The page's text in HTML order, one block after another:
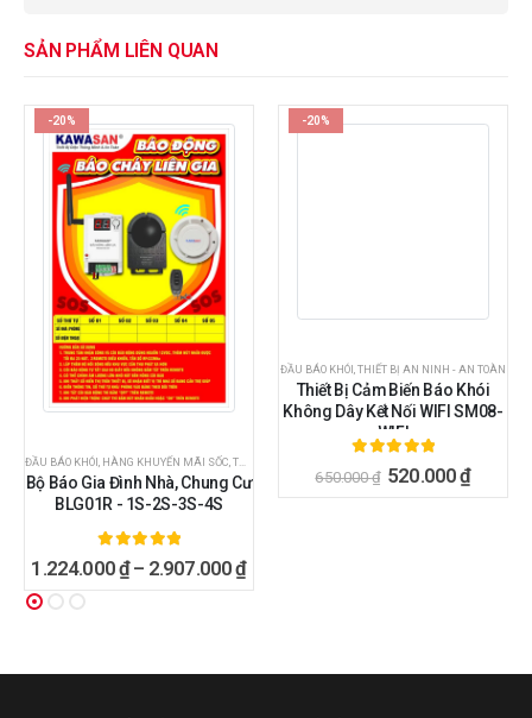
SẢN PHẨM LIÊN QUAN
,PHỤ KIỆN BÁO ĐỘNG,THIẾT BỊ AN NINH - AN TOÀN
-20%
ĐẦU BÁO KHÓI, HÀNG KHUYẾN MÃI SỐC,THIẾT BỊ AN NINH - AN TOÀN
Bộ Báo Gia Đình Nhà, Chung Cư
BLG01R - 1S-2S-3S-4S
5.00 ngoài 5
1.224.000₫– 2.907.000₫
-20%
ĐẦU BÁO KHÓI THIẾT BỊ AN NINH - AN TOÀN
Thiết Bị Cảm Biến Báo Khói
Không Dây Kết Nối WIFI SM08-
WIFI
ngoài 5
650.000₫ 520.000₫